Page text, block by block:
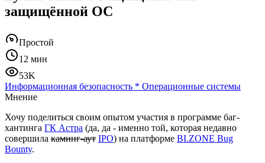
защищённой ОС
Простой
12 мин
53K
Информационная безопасность * Операционные системы
Мнение
Хочу поделиться своим опытом участия в программе баг-
хантинга ГК Астра (да, да - именно той, которая недавно
совершила каминг‑аут IPO) на платформе BI.ZONE Bug
Bounty.